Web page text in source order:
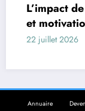
personnelle
Annuaire